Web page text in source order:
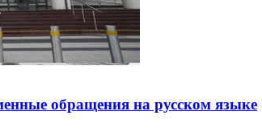
обращения на русском языке